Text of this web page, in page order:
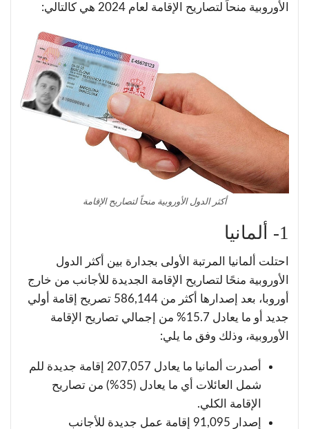
الأوروبية منحاً لتصاريح الإقامة لعام 2024 هي كالتالي:
أكثر الدول الأوروبية منحاً لتصاريح الإقامة
1- ألمانيا
احتلت ألمانيا المرتبة الأولى بجدارة بين أكثر الدول
الأوروبية منحًا لتصاريح الإقامة الجديدة للأجانب من خارج
أوروبا، بعد إصدارها أكثر من 586,144 تصريح إقامة أولي
جديد أو ما يعادل 15.7% من إجمالي تصاريح الإقامة
الأوروبية، وذلك وفق ما يلي:
أصدرت ألمانيا ما يعادل 207,057 إقامة جديدة للم
شمل العائلات أي ما يعادل (35%) من تصاريح
الإقامة الكلي.
إصدار 91,095 إقامة عمل جديدة للأجانب